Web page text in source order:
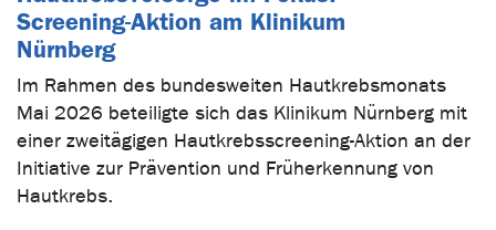
Screening-Aktion am Klinikum
Nürnberg
Im Rahmen des bundesweiten Hautkrebsmonats
Mai 2026 beteiligte sich das Klinikum Nürnberg mit
einer zweitägigen Hautkrebsscreening-Aktion an der
Initiative zur Prävention und Früherkennung von
Hautkrebs.